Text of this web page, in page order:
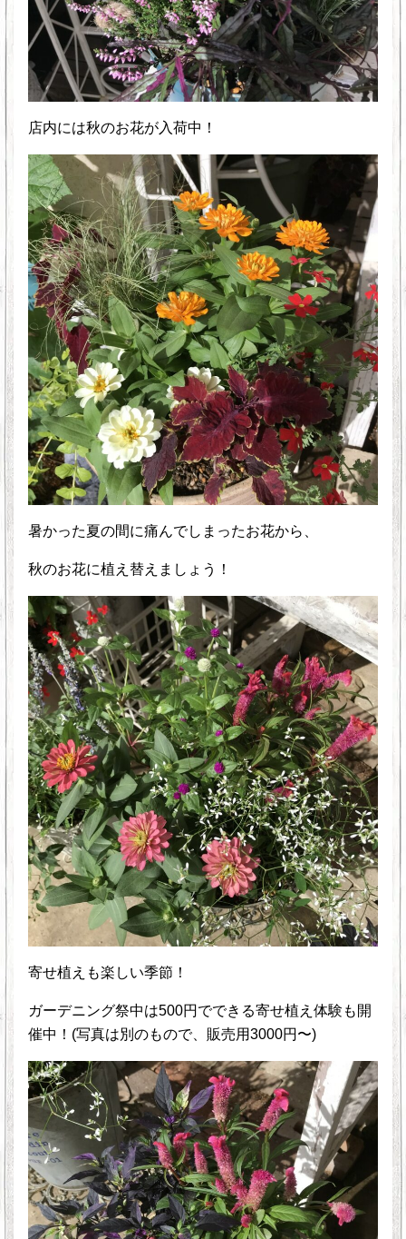
店内には秋のお花が入荷中！
暑かった夏の間に痛んでしまったお花から、
秋のお花に植え替えましょう！
寄せ植えも楽しい季節！
ガーデニング祭中は500円でできる寄せ植え体験も開
催中！(写真は別のもので、販売用3000円〜)